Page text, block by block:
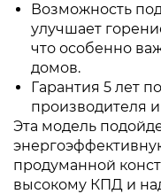
Возможность
улучшает
что особенно
домов.
Гарантия 5 лет
производителя
Эта модель
продуманной
высокому КПД и